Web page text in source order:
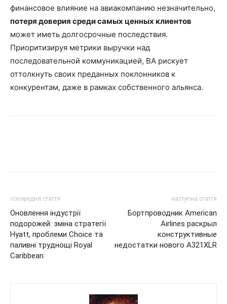
финансовое влияние на авиакомпанию незначительно,
потеря доверия среди самых ценных клиентов
может иметь долгосрочные последствия.
Приоритизируя метрики выручки над
последовательной коммуникацией, BA рискует
оттолкнуть своих преданных поклонников к
конкурентам, даже в рамках собственного альянса.
попередня стаття
Оновлення індустрії
подорожей: зміна стратегії
Hyatt, проблеми Choice та
паливні труднощі Royal
Caribbean
наступна стаття
Бортпроводник American
Airlines раскрыл
конструктивные
недостатки нового A321XLR